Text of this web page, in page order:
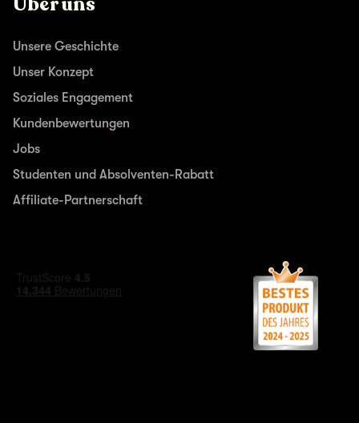
Unsere Geschichte
Unser Konzept
Soziales Engagement
Kundenbewertungen
Jobs
Studenten und Absolventen-Rabatt
Affiliate-Partnerschaft